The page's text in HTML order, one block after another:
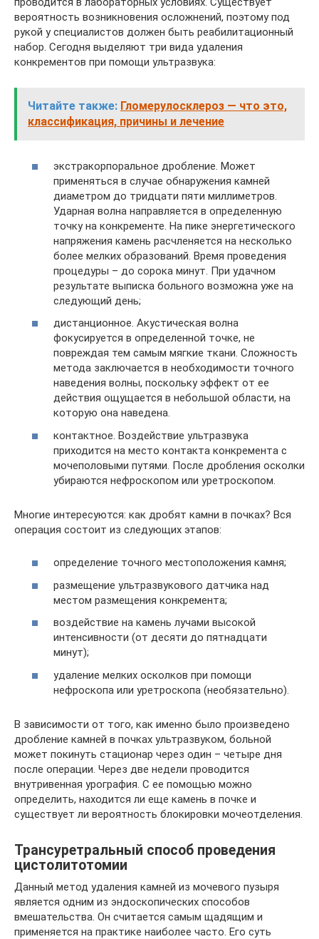
вероятность возникновения осложнений, поэтому под
рукой у специалистов должен быть реабилитационный
набор. Сегодня выделяют три вида удаления
конкрементов при помощи ультразвука:
Читайте также: Гломерулосклероз — что это,
классификация, причины и лечение
экстракорпоральное дробление. Может
применяться в случае обнаружения камней
диаметром до тридцати пяти миллиметров.
Ударная волна направляется в определенную
точку на конкременте. На пике энергетического
напряжения камень расчленяется на несколько
более мелких образований. Время проведения
процедуры – до сорока минут. При удачном
результате выписка больного возможна уже на
следующий день;
дистанционное. Акустическая волна
фокусируется в определенной точке, не
повреждая тем самым мягкие ткани. Сложность
метода заключается в необходимости точного
наведения волны, поскольку эффект от ее
действия ощущается в небольшой области, на
которую она наведена.
контактное. Воздействие ультразвука
приходится на место контакта конкремента с
мочеполовыми путями. После дробления осколки
убираются нефроскопом или уретроскопом.
Многие интересуются: как дробят камни в почках? Вся
операция состоит из следующих этапов:
определение точного местоположения камня;
размещение ультразвукового датчика над
местом размещения конкремента;
воздействие на камень лучами высокой
интенсивности (от десяти до пятнадцати
минут);
удаление мелких осколков при помощи
нефроскопа или уретроскопа (необязательно).
В зависимости от того, как именно было произведено
дробление камней в почках ультразвуком, больной
может покинуть стационар через один – четыре дня
после операции. Через две недели проводится
внутривенная урография. С ее помощью можно
определить, находится ли еще камень в почке и
существует ли вероятность блокировки мочеотделения.
Трансуретральный способ проведения
цистолитотомии
Данный метод удаления камней из мочевого пузыря
является одним из эндоскопических способов
вмешательства. Он считается самым щадящим и
применяется на практике наиболее часто. Его суть